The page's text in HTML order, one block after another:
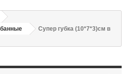
Супер губка (10*7*3)см в